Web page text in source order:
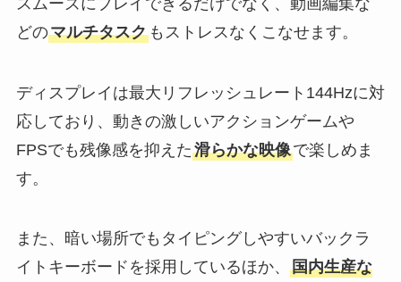
どのマルチタスクもストレスなくこなせます。
ディスプレイは最大リフレッシュレート144Hzに対
応しており、動きの激しいアクションゲームや
FPSでも残像感を抑えた滑らかな映像で楽しめま
す。
また、暗い場所でもタイピングしやすいバックラ
イトキーボードを採用しているほか、 国内生産な